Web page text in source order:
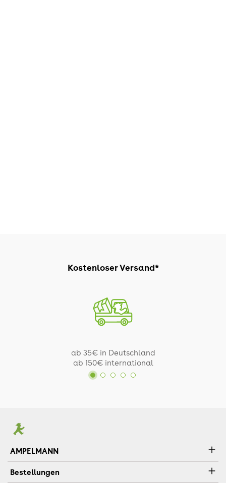
Kostenloser Versand*
ab 35€ in Deutschland
ab 150€ international
AMPELMANN
Bestellungen